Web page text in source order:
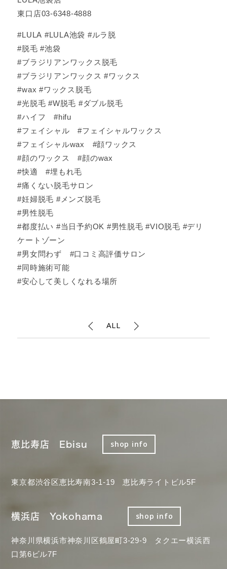
東口店03-6348-4888
#LULA #LULA池袋 #ルラ脱
#脱毛 #池袋
#ブラジリアンワックス脱毛
#ブラジリアンワックス #ワックス
#wax #ワックス脱毛
#光脱毛 #W脱毛 #ダブル脱毛
#ハイフ #hifu
#フェイシャル #フェイシャルワックス
#フェイシャルwax #顔ワックス
#顔のワックス #顔のwax
#快適 #埋もれ毛
#痛くない脱毛サロン
#妊婦脱毛 #メンズ脱毛
#男性脱毛
#都度払い #当日予約OK #男性脱毛 #VIO脱毛 #デリ
ケートゾーン
#男女問わず #口コミ高評価サロン
#同時施術可能
#安心して美しくなれる場所
ALL
恵比寿店 Ebisu shop info
東京都渋谷区恵比寿南3-1-19 恵比寿ライトビル5F
横浜店 Yokohama shop info
神奈川県横浜市神奈川区鶴屋町3-29-9 タクエー横浜西
口第6ビル7F